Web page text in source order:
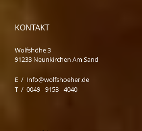
KONTAKT
Wolfshöhe 3
91233 Neunkirchen Am Sand
E / Info@wolfshoeher.de
​T / 0049 - 9153 - 4040